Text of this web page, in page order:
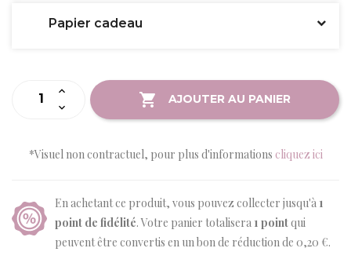
Papier cadeau
AJOUTER AU PANIER
*Visuel non contractuel, pour plus d'informations cliquez ici
En achetant ce produit, vous pouvez collecter jusqu'à 1
point de fidélité. Votre panier totalisera 1 pointqui
peuvent être convertis en un bon de réduction de 0,20 €.